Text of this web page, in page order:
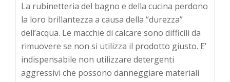
La rubinetteria del bagno e della cucina perdono
la loro brillantezza a causa della “durezza”
dell’acqua. Le macchie di calcare sono difficili da
rimuovere se non si utilizza il prodotto giusto. E’
indispensabile non utilizzare detergenti
aggressivi che possono danneggiare materiali